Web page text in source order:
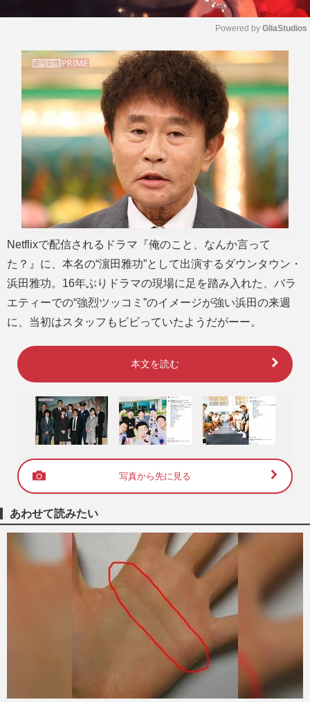
M
t
e
Powered by GliaStudios
Netflixで配信されるドラマ『俺のこと、なんか言って
た？』に、本名の“濵田雅功”として出演するダウンタウン・
浜田雅功。16年ぶりドラマの現場に足を踏み入れた、バラ
エティーでの“強烈ツッコミ”のイメージが強い浜田の来週
に、当初はスタッフもビビっていたようだがーー。
本文を読む
写真から先に見る
あわせて読みたい